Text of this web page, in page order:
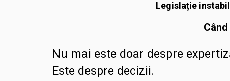
Legislație
Nu mai este doar despre
Este despre decizii.